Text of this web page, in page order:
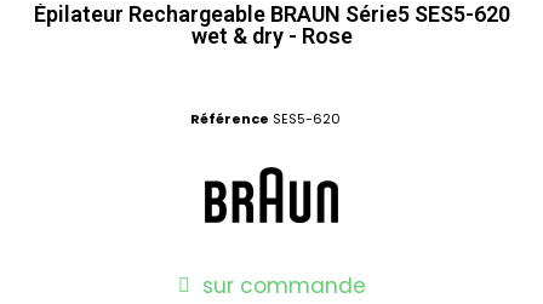
Épilateur Rechargeable BRAUN Série5 SES5-620
wet & dry - Rose
Référence SES5-620
sur commande